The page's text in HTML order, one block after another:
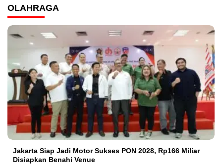
OLAHRAGA
Jakarta Siap Jadi Motor Sukses PON 2028, Rp166 Miliar
Disiapkan Benahi Venue